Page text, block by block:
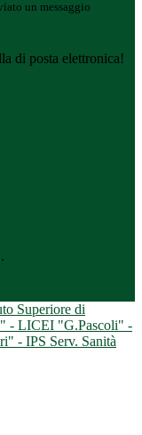
un messaggio
di posta elettronica!
Superiore di
- LICEI "G.Pascoli" -
- IPS Serv. Sanità